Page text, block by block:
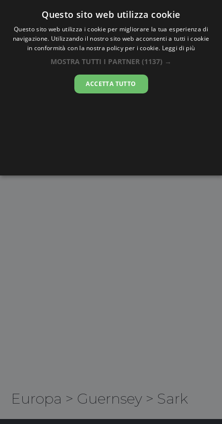
Oraesatta.co
Ora EsattaSark
14:02:48
Europa > Guernsey > Sark
Questo sito web utilizza cookie
Questo sito web utilizza i cookie per migliorare la tua esperienza di
navigazione. Utilizzando il nostro sito web acconsenti a tutti i cookie
in conformità con la nostra policy per i cookie. Leggi di più
MOSTRA TUTTI I PARTNER (1137) →
ACCETTA TUTTO